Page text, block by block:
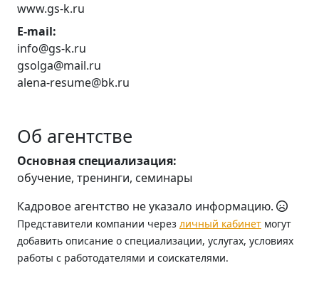
www.gs-k.ru
E-mail:
info@gs-k.ru
gsolga@mail.ru
alena-resume@bk.ru
Об агентстве
Основная специализация:
обучение, тренинги, семинары
Кадровое агентство не указало информацию.
Представители компании через личный кабинет могут
добавить описание о специализации, услугах, условиях
работы с работодателями и соискателями.